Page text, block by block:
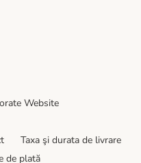
Website
Taxa şi durata de livrare
de plată